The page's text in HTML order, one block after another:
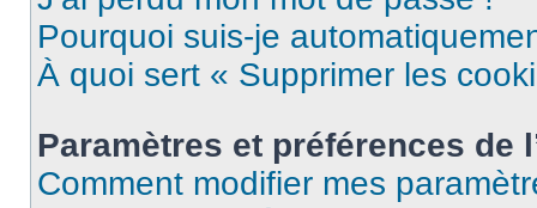
Pourquoi suis-je
À quoi sert « Supprimer les
Paramètres et préférences de
Comment modifier mes